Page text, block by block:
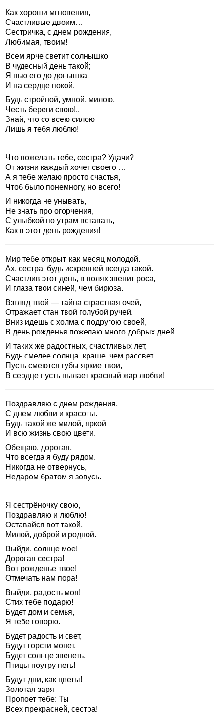
Как хороши мгновения,
Счастливые двоим…
Сестричка, с днем рождения,
Любимая, твоим!
Всем ярче светит солнышко
В чудесный день такой;
Я пью его до донышка,
И на сердце покой.
Будь стройной, умной, милою,
Честь береги свою!..
Знай, что со всею силою
Лишь я тебя люблю!
Что пожелать тебе, сестра? Удачи?
От жизни каждый хочет своего …
А я тебе желаю просто счастья,
Чтоб было понемногу, но всего!
И никогда не унывать,
Не знать про огорчения,
С улыбкой по утрам вставать,
Как в этот день рождения!
Мир тебе открыт, как месяц молодой,
Ах, сестра, будь искренней всегда такой.
Счастлив этот день, в полях звенит роса,
И глаза твои синей, чем бирюза.
Взгляд твой — тайна страстная очей,
Отражает стан твой голубой ручей.
Вниз идешь с холма с подругою своей,
В день рожденья пожелаю много добрых дней.
И таких же радостных, счастливых лет,
Будь смелее солнца, краше, чем рассвет.
Пусть смеются губы яркие твои,
В сердце пусть пылает красный жар любви!
Поздравляю с днем рождения,
С днем любви и красоты.
Будь такой же милой, яркой
И всю жизнь свою цвети.
Обещаю, дорогая,
Что всегда я буду рядом.
Никогда не отвернусь,
Недаром братом я зовусь.
Я сестрёночку свою,
Поздравляю и люблю!
Оставайся вот такой,
Милой, доброй и родной.
Выйди, солнце мое!
Дорогая сестра!
Вот рожденье твое!
Отмечать нам пора!
Выйди, радость моя!
Стих тебе подарю!
Будет дом и семья,
Я тебе говорю.
Будет радость и свет,
Будут горсти монет,
Будет солнце звенеть,
Птицы поутру петь!
Будут дни, как цветы!
Золотая заря
Пропоет тебе: Ты
Всех прекрасней, сестра!